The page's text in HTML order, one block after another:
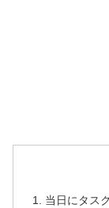
当日にタス